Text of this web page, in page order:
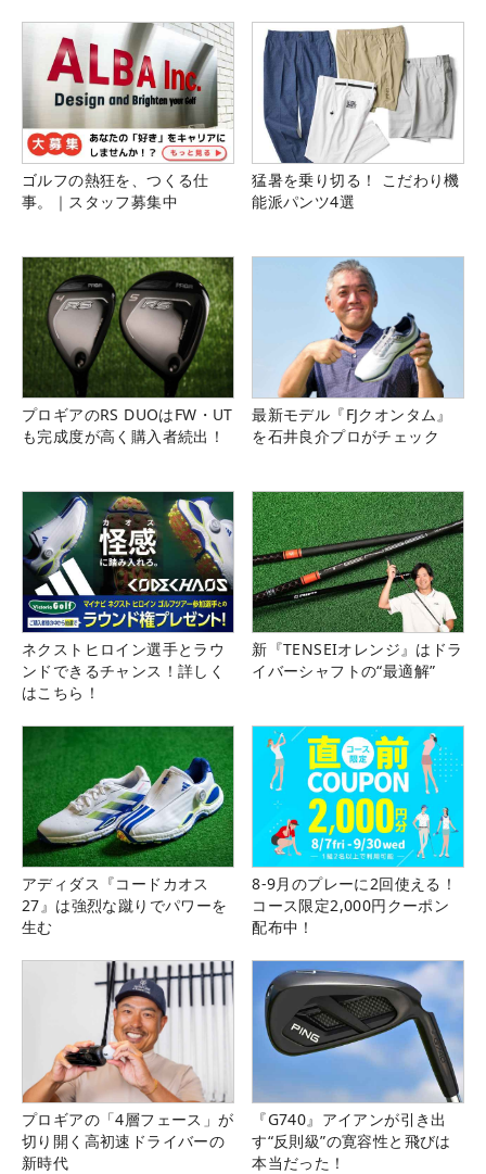
事等、各種メディア媒体やホームページ、ソーシャ
ルメディア等に掲載および放映される場合がござい
ますので、予めご了承ください。
7）お問い合わせは、 info-event@alba.co.jpまで
（お問い合わせへのご返信は、平日10時～18時の間
に順次ご連絡差し上げております。お問い合わせの
合がございます。あらかじめご了承ください）
8)参加賞の転売、オークションサイト等での出品・
販売を目的とした購入申込みは、直接の申込み又は
第三者を通じた申込みを問わず、固くお断りしてい
ます。
ゴルフの熱狂を、つくる仕
事。｜スタッフ募集中
猛暑を乗り切る！ こだわり機
能派パンツ4選
プロギアのRS DUOはFW・UT
も完成度が高く購入者続出！
最新モデル『FJクオンタム』
を石井良介プロがチェック
ネクストヒロイン選手とラウ
ンドできるチャンス！詳しく
はこちら！
新『TENSEIオレンジ』はドラ
イバーシャフトの“最適解”
アディダス『コードカオス
27』は強烈な蹴りでパワーを
生む
8-9月のプレーに2回使える！
コース限定2,000円クーポン
配布中！
プロギアの「4層フェース」が
切り開く高初速ドライバーの
新時代
『G740』アイアンが引き出
す“反則級”の寛容性と飛びは
本当だった！